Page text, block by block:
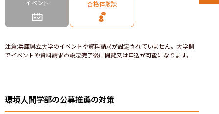
イベント 合格体験談
注意:兵庫県立大学のイベントや資料請求が設定されていません。大学側
でイベントや資料請求の設定完了後に閲覧又は申込が可能になります。
環境人間学部の公募推薦の対策